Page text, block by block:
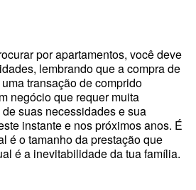
por apartamentos, você deve
lembrando que a compra de
transação de comprido
negócio que requer muita
suas necessidades e sua
instante e nos próximos anos. É
é o tamanho da prestação que
é a inevitabilidade da tua família.